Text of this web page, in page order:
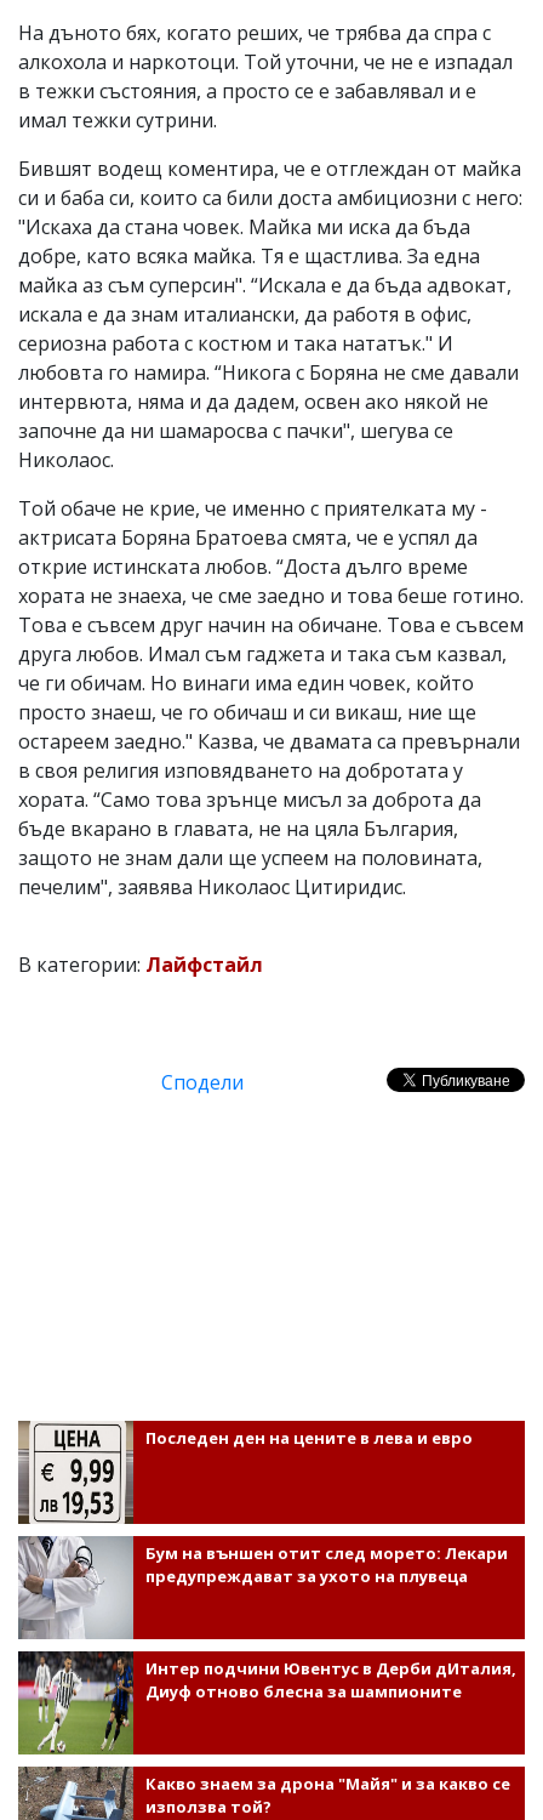
На дъното бях, когато реших, че трябва да спра с
алкохола и наркотоци. Той уточни, че не е изпадал
в тежки състояния, а просто се е забавлявал и е
имал тежки сутрини.
Бившят водещ коментира, че е отглеждан от майка
си и баба си, които са били доста амбициозни с него:
"Искаха да стана човек. Майка ми иска да бъда
добре, като всяка майка. Тя е щастлива. За една
майка аз съм суперсин". “Искала е да бъда адвокат,
искала е да знам италиански, да работя в офис,
сериозна работа с костюм и така нататък." И
любовта го намира. “Никога с Боряна не сме давали
интервюта, няма и да дадем, освен ако някой не
започне да ни шамаросва с пачки", шегува се
Николаос.
Той обаче не крие, че именно с приятелката му -
актрисата Боряна Братоева смята, че е успял да
открие истинската любов. “Доста дълго време
хората не знаеха, че сме заедно и това беше готино.
Това е съвсем друг начин на обичане. Това е съвсем
друга любов. Имал съм гаджета и така съм казвал,
че ги обичам. Но винаги има един човек, който
просто знаеш, че го обичаш и си викаш, ние ще
остареем заедно." Казва, че двамата са превърнали
в своя религия изповядването на добротата у
хората. “Само това зрънце мисъл за доброта да
бъде вкарано в главата, не на цяла България,
защото не знам дали ще успеем на половината,
печелим", заявява Николаос Цитиридис.
В категории: Лайфстайл
Сподели
Последен ден на цените в лева и евро
Бум на външен отит след морето: Лекари
предупреждават за ухото на плувеца
Интер подчини Ювентус в Дерби дИталия,
Диуф отново блесна за шампионите
Какво знаем за дрона "Майя" и за какво се
използва той?